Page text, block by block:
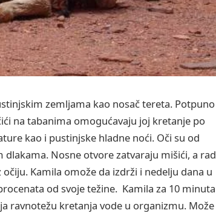
zemljama kao nosač tereta. Potpuno
na tabanima omogućavaju joj kretanje po
kao i pustinjske hladne noći. Oči su od
Nosne otvore zatvaraju mišići, a rad
Kamila omože da izdrži i nedelju dana u
od svoje težine. Kamila za 10 minuta
ravnotežu kretanja vode u organizmu. Može